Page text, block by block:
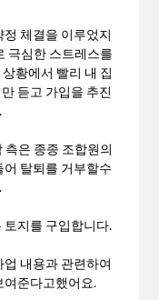
체결을 이루었지
극심한 스트레스를
황에서 빨리 내 집
듣고 가입을 추진
은 종종 조합원의
탈퇴를 거부할수
토지를 구입합니다.
내용과 관련하여
여준다고했어요.